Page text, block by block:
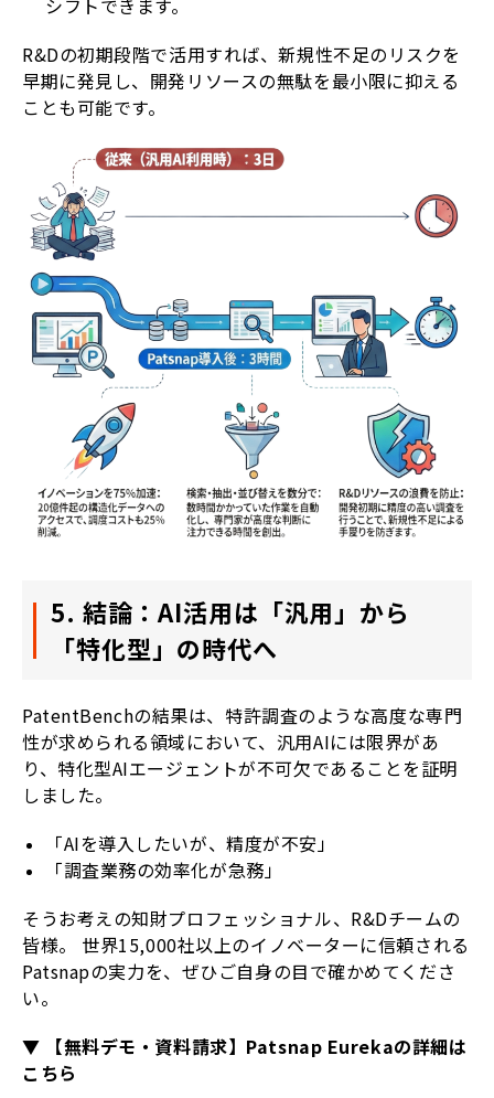
シフトできます。
R&Dの初期段階で活用すれば、新規性不足のリスクを
早期に発見し、開発リソースの無駄を最小限に抑える
ことも可能です。
5. 結論：AI活用は「汎用」から
「特化型」の時代へ
PatentBenchの結果は、特許調査のような高度な専門
性が求められる領域において、汎用AIには限界があ
り、特化型AIエージェントが不可欠であることを証明
しました。
「AIを導入したいが、精度が不安」
「調査業務の効率化が急務」
そうお考えの知財プロフェッショナル、R&Dチームの
皆様。 世界15,000社以上のイノベーターに信頼される
Patsnapの実力を、ぜひご自身の目で確かめてくださ
い。
▼ 【無料デモ・資料請求】Patsnap Eurekaの詳細は
こちら